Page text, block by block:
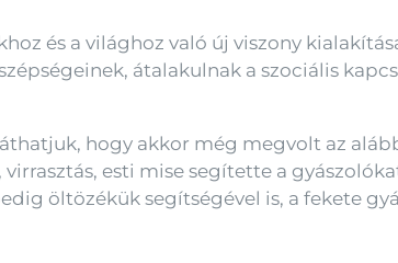
és a világhoz való új viszony
átalakulnak a szociális
hogy akkor még megvolt az
esti mise segítette a
öltözékük segítségével is, a fekete